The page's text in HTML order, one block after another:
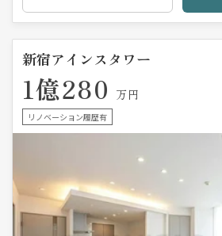
新宿アインスタワー
1億280 万円
リノベーション履歴有